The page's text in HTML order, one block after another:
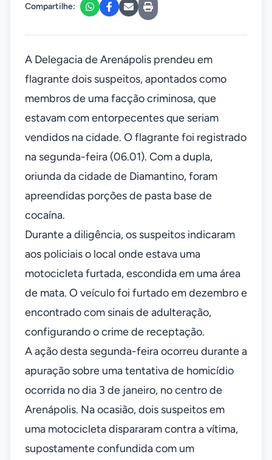
Compartilhe:
A Delegacia de Arenápolis prendeu em
flagrante dois suspeitos, apontados como
membros de uma facção criminosa, que
estavam com entorpecentes que seriam
vendidos na cidade. O flagrante foi registrado
na segunda-feira (06.01). Com a dupla,
oriunda da cidade de Diamantino, foram
apreendidas porções de pasta base de
cocaína.
Durante a diligência, os suspeitos indicaram
aos policiais o local onde estava uma
motocicleta furtada, escondida em uma área
de mata. O veículo foi furtado em dezembro e
encontrado com sinais de adulteração,
configurando o crime de receptação.
A ação desta segunda-feira ocorreu durante a
apuração sobre uma tentativa de homicídio
ocorrida no dia 3 de janeiro, no centro de
Arenápolis. Na ocasião, dois suspeitos em
uma motocicleta dispararam contra a vítima,
supostamente confundida com um